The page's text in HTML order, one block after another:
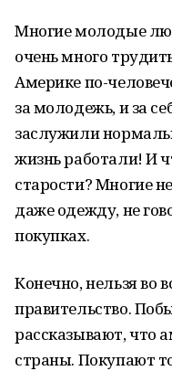
Многие молодые
очень много
Америке по-
за молодежь, и за
заслужили
жизнь работали! И
старости? Многие
даже одежду, не
покупках.
Конечно, нельзя во
правительство.
рассказывают, что
страны. Покупают